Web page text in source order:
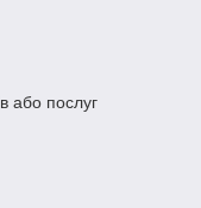
або послуг